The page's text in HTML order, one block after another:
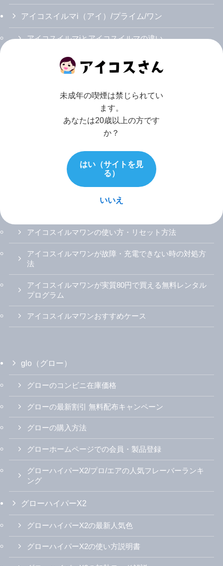
アイコスイルマi（アイ）/プライム/ワン
アイコスイルマiとアイコスイルマの違い
アイコスイルマi/プライム/ワンのカラバリ・人気色
アイコスイルマ/プライム/ワン
アイコスイルマの無料レンタルを試した感想
アイコスイルマが故障・充電できない時の対処方法
アイコスイルマワンの使い方・リセット方法
アイコスイルマワンが故障・充電できない時の対処方
法
アイコスイルマワンが実質80円で買える無料レンタル
プログラム
アイコスイルマワンおすすめケース
glo（グロー）
グローのコンビニ在庫価格
グローの最新割引 無料配布キャンペーン
グローの購入方法
グローホームページでの会員・製品登録
グローハイパーX2/プロ/エアの人気フレーバーランキ
ング
グローハイパーX2
グローハイパーX2の最新人気色
グローハイパーX2の使い方説明書
未成年の喫煙は禁じられてい
ます。
あなたは20歳以上の方です
か？
はい（サイトを見
る）
いいえ